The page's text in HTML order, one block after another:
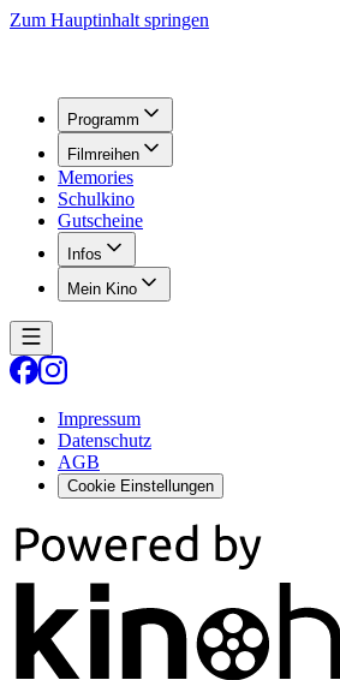
Zum Hauptinhalt springen
Programm
Filmreihen
Memories
Schulkino
Gutscheine
Infos
Mein Kino
Impressum
Datenschutz
AGB
Cookie Einstellungen